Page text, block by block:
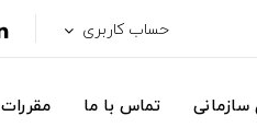
حساب کاربری
سازمانی تماس با ما مقررات